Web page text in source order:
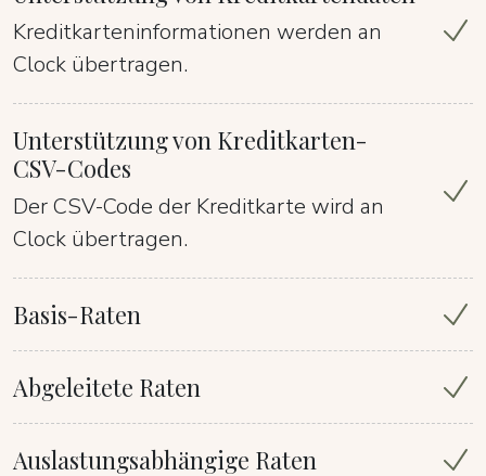
Kreditkarteninformationen werden an
Clock übertragen.
Unterstützung von Kreditkarten-
CSV-Codes
Der CSV-Code der Kreditkarte wird an
Clock übertragen.
Basis-Raten
Abgeleitete Raten
Auslastungsabhängige Raten